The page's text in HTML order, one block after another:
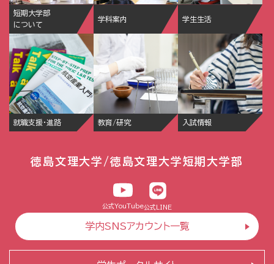
短期大学部
について
学科案内 学生生活
就職支援・進路 教育/研究 入試情報
徳島文理大学/徳島文理大学短期大学部
公式YouTube公式LINE
学内SNSアカウント一覧